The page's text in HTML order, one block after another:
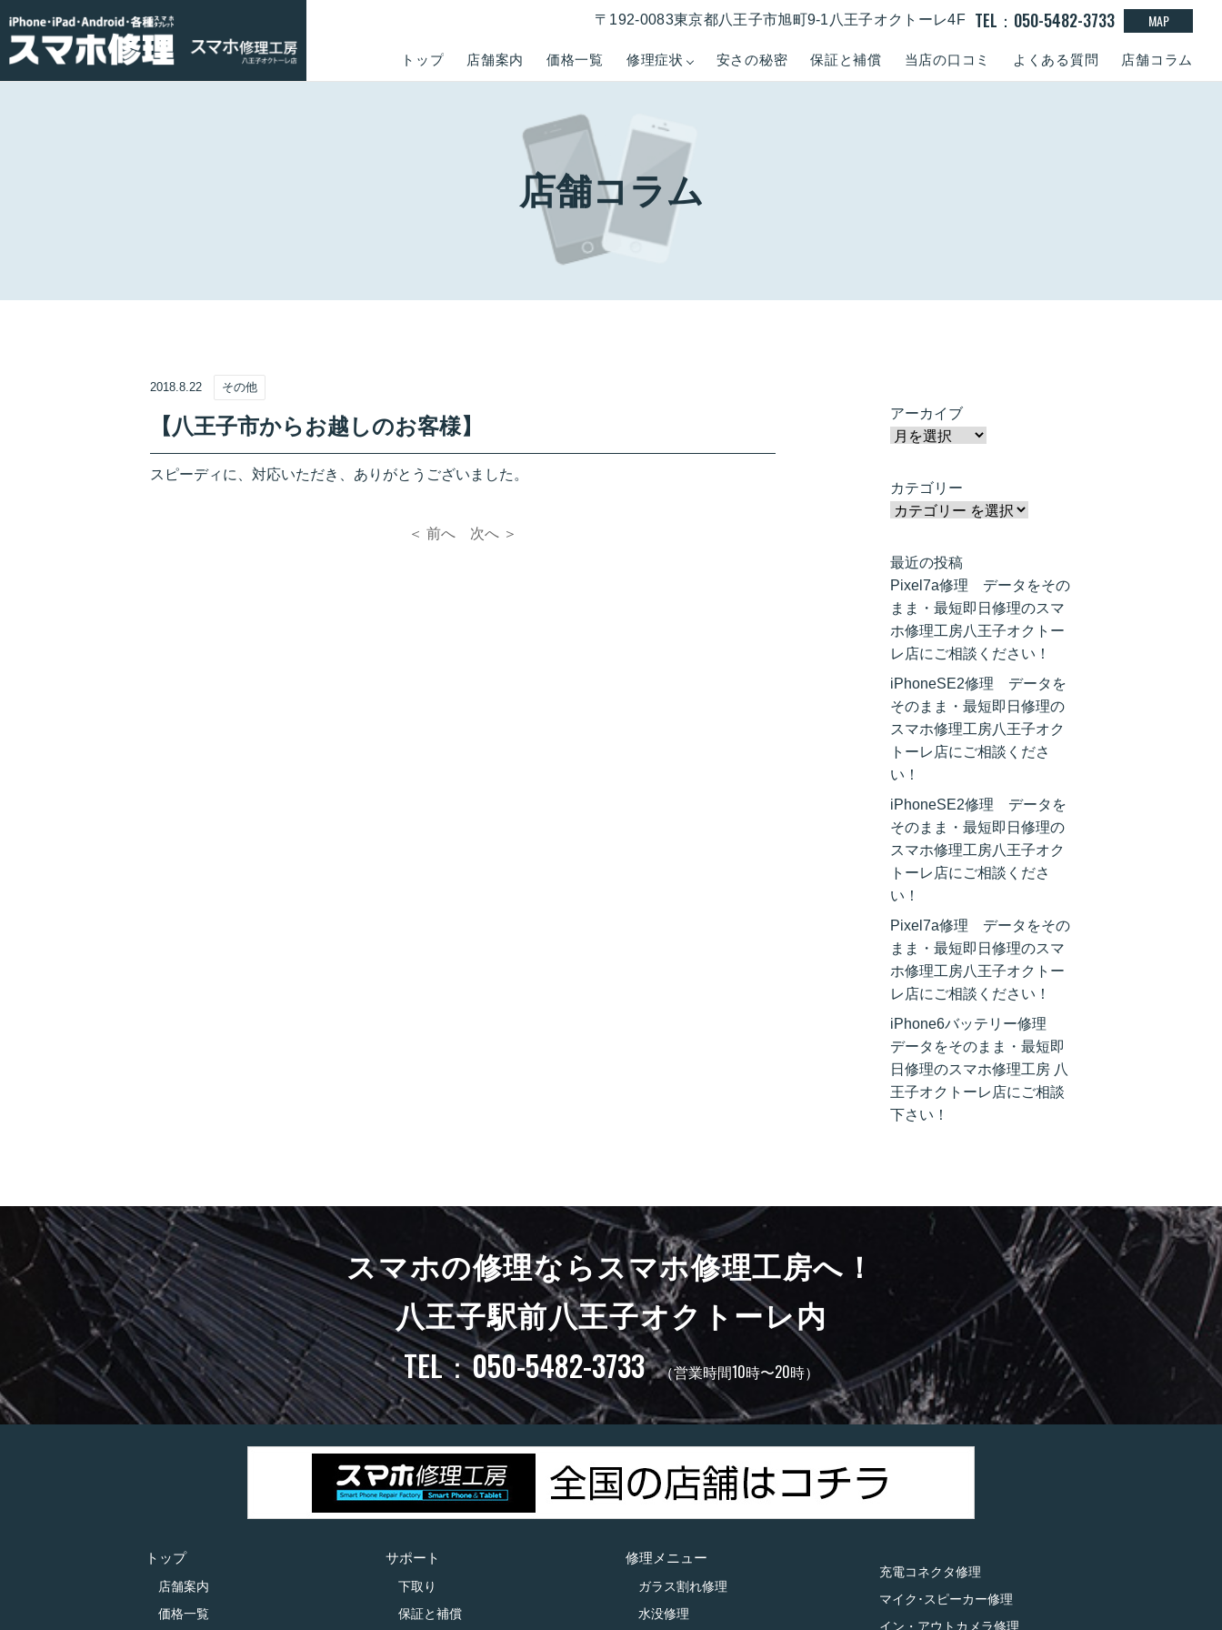
トップ 店舗案内 価格一覧 修理症状 安さの秘密 保証と補償 当店の口コミ よくある質問 店舗コラム
〒192-0083東京都八王子市旭町9-1八王子オクトーレ4F TEL：050-5482-3733 MAP
店舗コラム
2018.8.22 その他
【八王子市からお越しのお客様】
スピーディに、対応いただき、ありがとうございました。
＜ 前へ 次へ ＞
アーカイブ
カテゴリー
最近の投稿
Pixel7a修理 データをその
まま・最短即日修理のスマ
ホ修理工房八王子オクトー
レ店にご相談ください！
iPhoneSE2修理 データを
そのまま・最短即日修理の
スマホ修理工房八王子オク
トーレ店にご相談くださ
い！
iPhoneSE2修理 データを
そのまま・最短即日修理の
スマホ修理工房八王子オク
トーレ店にご相談くださ
い！
Pixel7a修理 データをその
まま・最短即日修理のスマ
ホ修理工房八王子オクトー
レ店にご相談ください！
iPhone6バッテリー修理
データをそのまま・最短即
日修理のスマホ修理工房 八
王子オクトーレ店にご相談
下さい！
スマホの修理ならスマホ修理工房へ！
八王子駅前八王子オクトーレ内
TEL：050-5482-3733 （営業時間10時〜20時）
トップ
店舗案内
価格一覧
サポート
下取り
保証と補償
修理メニュー
ガラス割れ修理
水没修理
充電コネクタ修理
マイク･スピーカー修理
イン・アウトカメラ修理